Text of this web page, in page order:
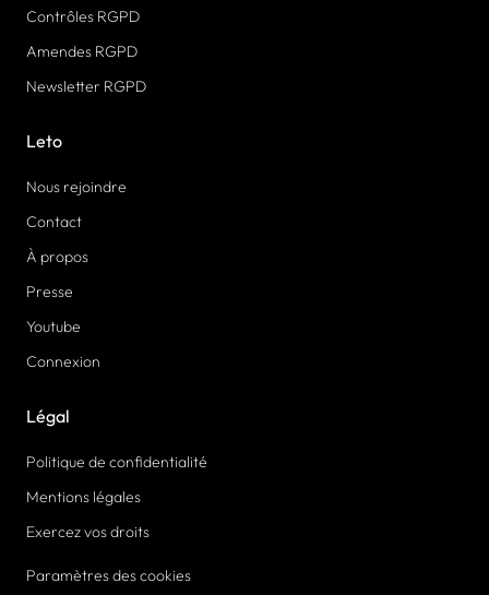
Contrôles RGPD
Amendes RGPD
Newsletter RGPD
Leto
Nous rejoindre
Contact
À propos
Presse
Youtube
Connexion
Légal
Politique de confidentialité
Mentions légales
Exercez vos droits
Paramètres des cookies